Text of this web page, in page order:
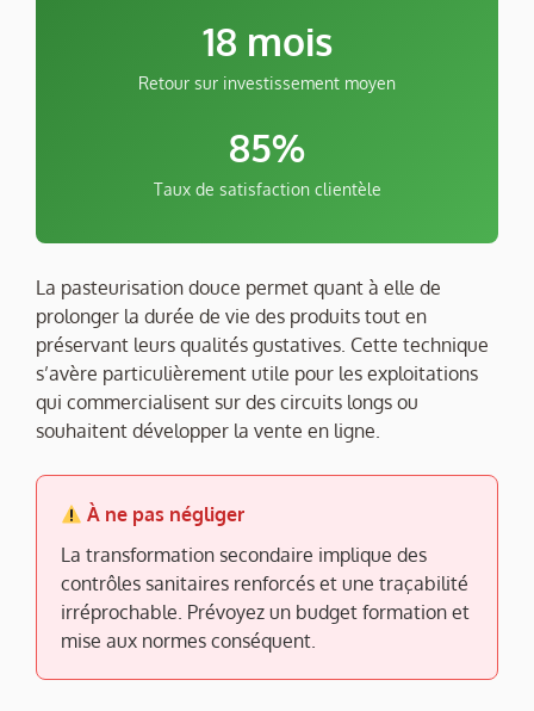
18 mois
Retour sur investissement moyen
85%
Taux de satisfaction clientèle
La pasteurisation douce permet quant à elle de
prolonger la durée de vie des produits tout en
préservant leurs qualités gustatives. Cette technique
s’avère particulièrement utile pour les exploitations
qui commercialisent sur des circuits longs ou
souhaitent développer la vente en ligne.
À ne pas négliger
La transformation secondaire implique des
contrôles sanitaires renforcés et une traçabilité
irréprochable. Prévoyez un budget formation et
mise aux normes conséquent.